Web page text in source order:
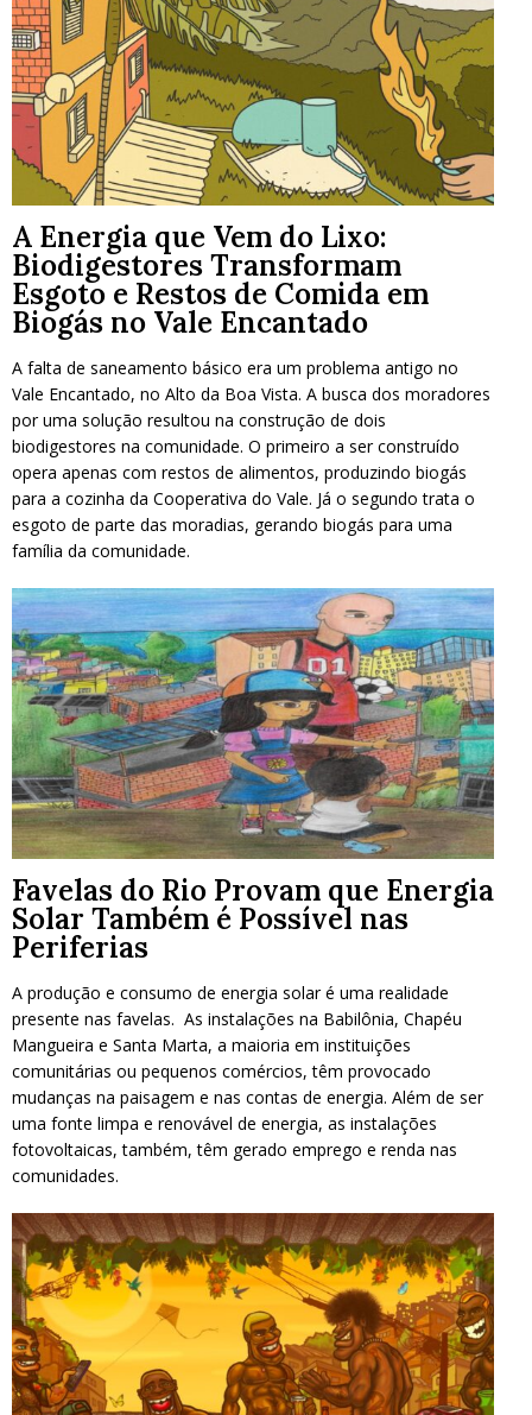
A Energia que Vem do Lixo:
Biodigestores Transformam
Esgoto e Restos de Comida em
Biogás no Vale Encantado
A falta de saneamento básico era um problema antigo no
Vale Encantado, no Alto da Boa Vista. A busca dos moradores
por uma solução resultou na construção de dois
biodigestores na comunidade. O primeiro a ser construído
opera apenas com restos de alimentos, produzindo biogás
para a cozinha da Cooperativa do Vale. Já o segundo trata o
esgoto de parte das moradias, gerando biogás para uma
família da comunidade.
Favelas do Rio Provam que Energia
Solar Também é Possível nas
Periferias
A produção e consumo de energia solar é uma realidade
presente nas favelas. As instalações na Babilônia, Chapéu
Mangueira e Santa Marta, a maioria em instituições
comunitárias ou pequenos comércios, têm provocado
mudanças na paisagem e nas contas de energia. Além de ser
uma fonte limpa e renovável de energia, as instalações
fotovoltaicas, também, têm gerado emprego e renda nas
comunidades.